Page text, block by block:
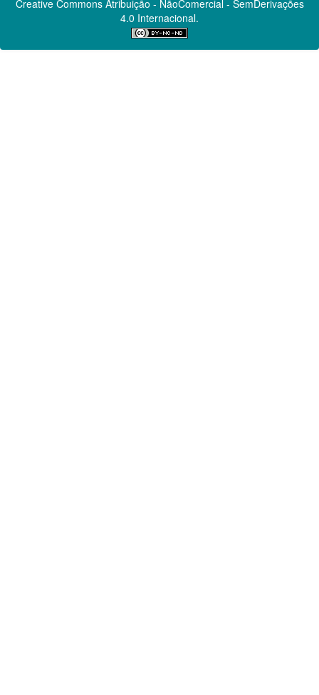
Creative CommonsAtribuição - NãoComercial - SemDerivações
4.0 Internacional.